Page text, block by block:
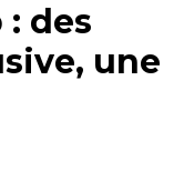
des
une